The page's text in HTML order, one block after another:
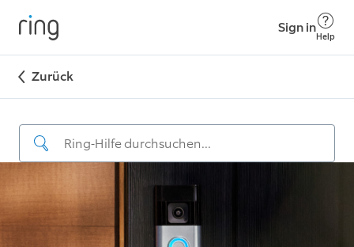
Sign in
Help
Zurück